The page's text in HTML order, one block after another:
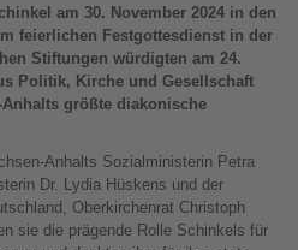
am 30. November 2024 in den
feierlichen Festgottesdienst in der
Stiftungen würdigten am 24.
Politik, Kirche und Gesellschaft
größte diakonische
Anhalts Sozialministerin Petra
Dr. Lydia Hüskens und der
Oberkirchenrat Christoph
sie die prägende Rolle Schinkels für